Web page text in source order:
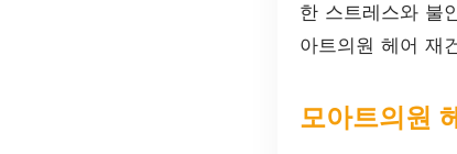
한 스트레스와 불
아트의원 헤어 재
모아트의원